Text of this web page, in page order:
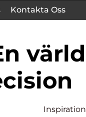
Kontakta Oss
Inspiration